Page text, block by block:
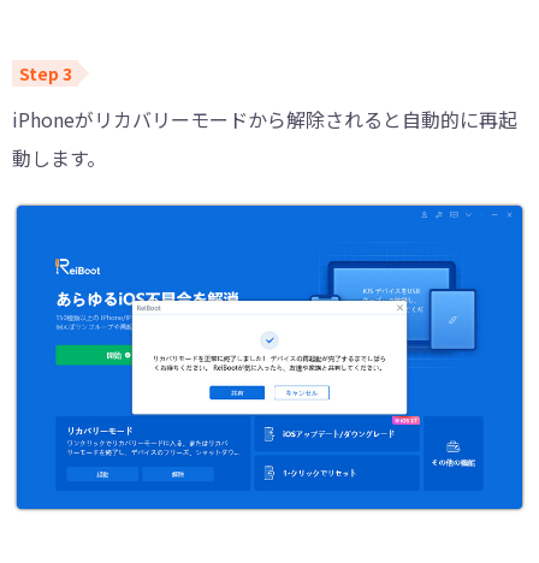
iPhoneがリカバリーモードから解除されると自動的に再起
動します。